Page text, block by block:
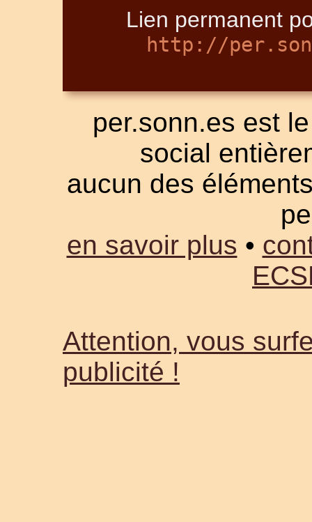
Lien permanent
http://
per.sonn.es est
social
aucun des
en savoir plus •
Attention, vous
publicité !